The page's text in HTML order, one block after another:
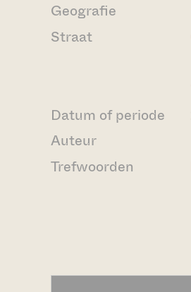
Geografie
Straat
Datum of periode
Auteur
Trefwoorden